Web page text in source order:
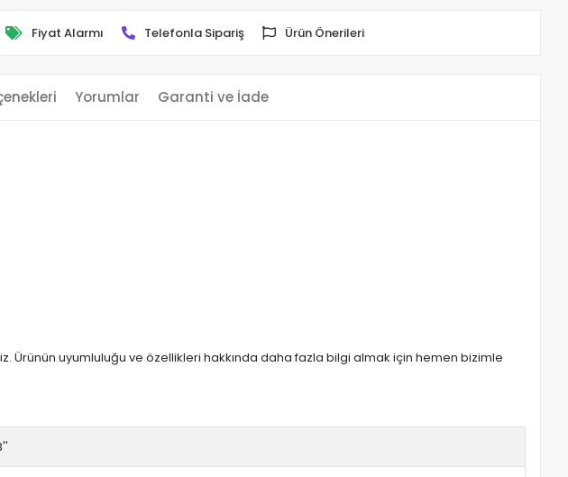
Fiyat Alarmı Telefonla Sipariş Ürün Önerileri
Yorumlar Garanti ve İade
Ürünün uyumluluğu ve özellikleri hakkında daha fazla bilgi almak için hemen bizimle